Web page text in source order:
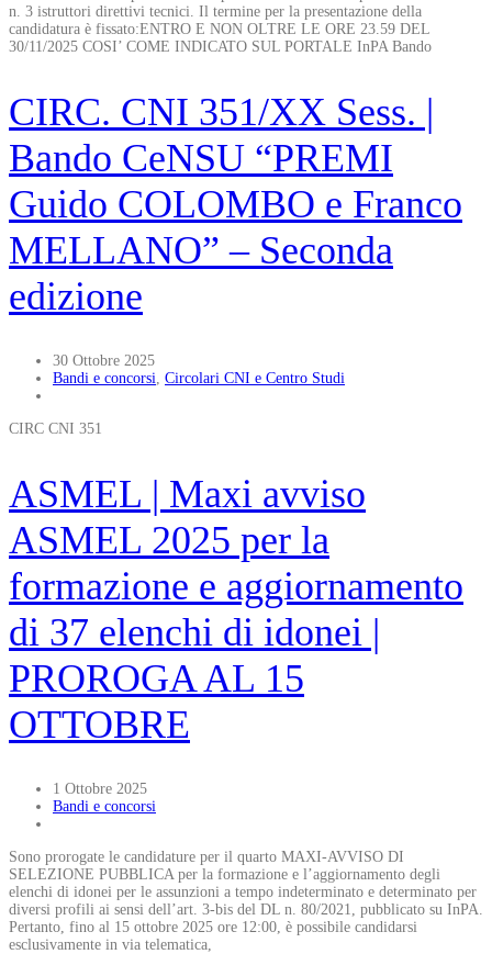
n. 3 istruttori direttivi tecnici. Il termine per la presentazione della
candidatura è fissato:ENTRO E NON OLTRE LE ORE 23.59 DEL
30/11/2025 COSI’ COME INDICATO SUL PORTALE InPA Bando
CIRC. CNI 351/XX Sess. |
Bando CeNSU “PREMI
Guido COLOMBO e Franco
MELLANO” – Seconda
edizione
30 Ottobre 2025
Bandi e concorsi Circolari CNI e Centro Studi
CIRC CNI 351
ASMEL | Maxi avviso
ASMEL 2025 per la
formazione e aggiornamento
di 37 elenchi di idonei |
PROROGA AL 15
OTTOBRE
1 Ottobre 2025
Bandi e concorsi
Sono prorogate le candidature per il quarto MAXI-AVVISO DI
SELEZIONE PUBBLICA per la formazione e l’aggiornamento degli
elenchi di idonei per le assunzioni a tempo indeterminato e determinato per
diversi profili ai sensi dell’art. 3-bis del DL n. 80/2021, pubblicato su InPA.
Pertanto, fino al 15 ottobre 2025 ore 12:00, è possibile candidarsi
esclusivamente in via telematica,